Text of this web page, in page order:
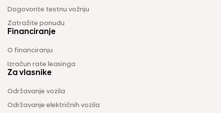
Dogovorite testnu vožnju
Zatražite ponudu
Financiranje
O financiranju
Izračun rate leasinga
Za vlasnike
Održavanje vozila
Održavanje električnih vozila